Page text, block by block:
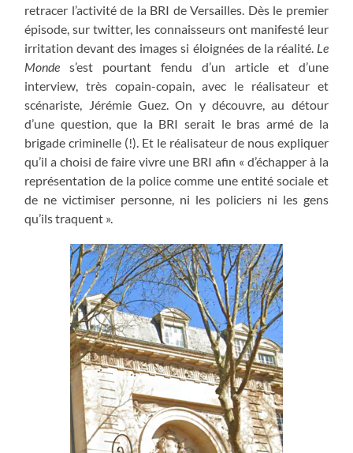
retracer l’activité de la BRI de Versailles. Dès le premier
épisode, sur twitter, les connaisseurs ont manifesté leur
irritation devant des images si éloignées de la réalité. Le
Mondes’est pourtant fendu d’un article et d’une
interview, très copain-copain, avec le réalisateur et
scénariste, Jérémie Guez. On y découvre, au détour
d’une question, que la BRI serait le bras armé de la
brigade criminelle (!). Et le réalisateur de nous expliquer
qu’il a choisi de faire vivre une BRI afin « d’échapper à la
représentation de la police comme une entité sociale et
de ne victimiser personne, ni les policiers ni les gens
qu’ils traquent ».